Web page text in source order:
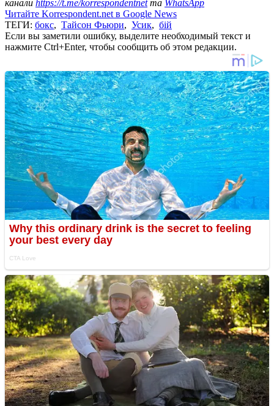
канали https://t.me/korrespondentnetта WhatsApp
Читайте Korrespondent.net в Google News
ТЕГИ: бокс, Тайсон Фьюри, Усик, бій
Если вы заметили ошибку, выделите необходимый текст и
нажмите Ctrl+Enter, чтобы сообщить об этом редакции.